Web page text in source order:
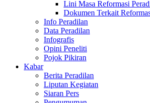
Lini Masa Reformasi
Dokumen Terkait
Info Peradilan
Data Peradilan
Infografis
Opini Peneliti
Pojok Pikiran
Kabar
Berita Peradilan
Liputan Kegiatan
Siaran Pers